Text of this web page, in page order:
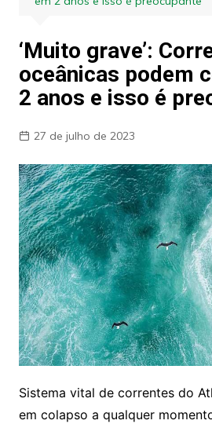
‘Muito grave’:
oceânicas podem
2 anos e isso é
27 de julho de 2023
Sistema vital de correntes do
em colapso a qualquer